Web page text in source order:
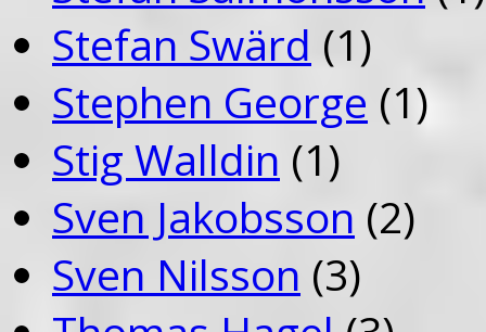
Stefan Swärd (1)
Stephen George (1)
Stig Walldin (1)
Sven Jakobsson (2)
Sven Nilsson (3)